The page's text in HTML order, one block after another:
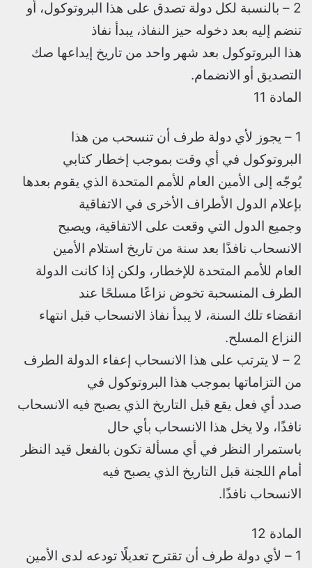
2 – بالنسبة لكل دولة تصدق على هذا البروتوكول، أو
تنضم إليه بعد دخوله حيز النفاذ، يبدأ نفاذ
هذا البروتوكول بعد شهر واحد من تاريخ إيداعها صك
التصديق أو الانضمام.
المادة 11
1 – يجوز لأي دولة طرف أن تنسحب من هذا
البروتوكول في أي وقت بموجب إخطار كتابي
يُوجّه إلى الأمين العام للأمم المتحدة الذي يقوم بعدها
بإعلام الدول الأطراف الأخرى في الاتفاقية
وجميع الدول التي وقعت على الاتفاقية، ويصبح
الانسحاب نافذًا بعد سنة من تاريخ استلام الأمين
العام للأمم المتحدة للإخطار، ولكن إذا كانت الدولة
الطرف المنسحبة تخوض نزاعًا مسلحًا عند
انقضاء تلك السنة، لا يبدأ نفاذ الانسحاب قبل انتهاء
النزاع المسلح.
2 – لا يترتب على هذا الانسحاب إعفاء الدولة الطرف
من التزاماتها بموجب هذا البروتوكول في
صدد أي فعل يقع قبل التاريخ الذي يصبح فيه الانسحاب
نافذًا، ولا يخل هذا الانسحاب بأي حال
باستمرار النظر في أي مسألة تكون بالفعل قيد النظر
أمام اللجنة قبل التاريخ الذي يصبح فيه
الانسحاب نافذًا.
المادة 12
1 – لأي دولة طرف أن تقترح تعديلًا تودعه لدى الأمين